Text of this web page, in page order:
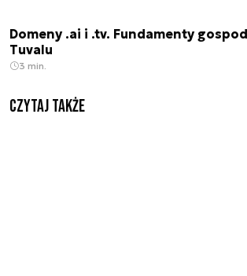
Domeny .ai i .tv. Fundamenty
Tuvalu
3 min.
Czytaj także